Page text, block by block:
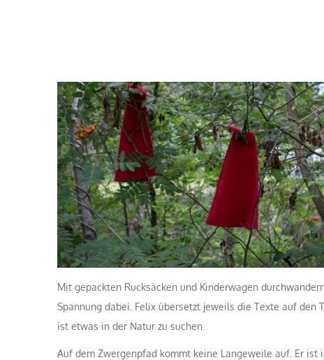
Mit gepackten Rucksäcken und Kinderwagen
Spannung dabei. Felix übersetzt jeweils die Texte auf
ist etwas in der Natur zu suchen.
Auf dem Zwergenpfad kommt keine Langeweile auf. Er